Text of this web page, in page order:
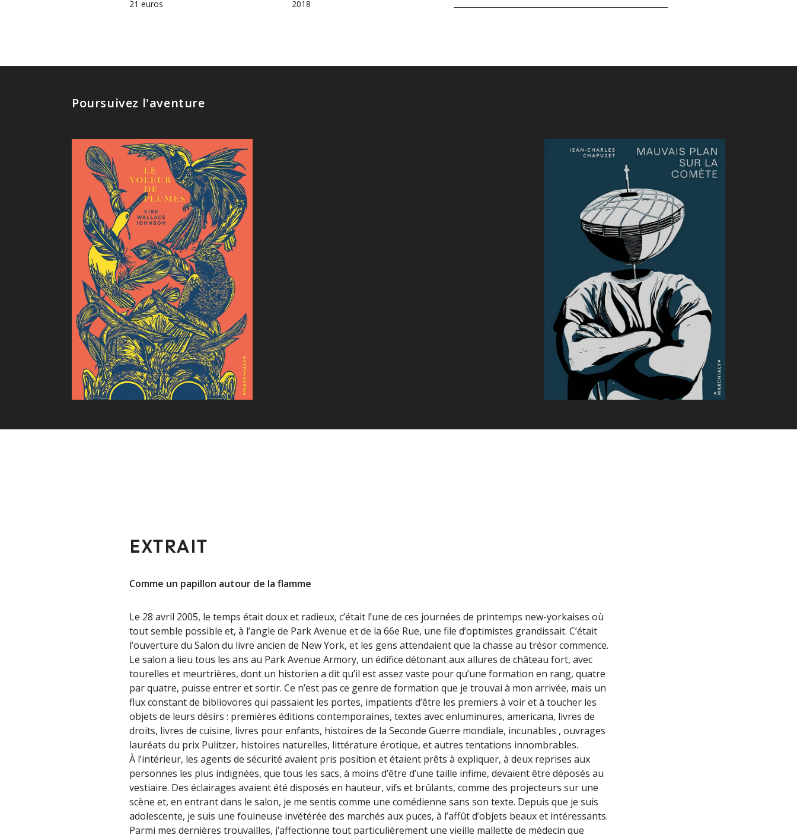
21 euros 2018
Poursuivez l'aventure
EXTRAIT
Comme un papillon autour de la flamme
Le 28 avril 2005, le temps était doux et radieux, c’était l’une de ces journées de printemps new-yorkaises où
tout semble possible et, à l’angle de Park Avenue et de la 66e Rue, une file d’optimistes grandissait. C’était
l’ouverture du Salon du livre ancien de New York, et les gens attendaient que la chasse au trésor commence.
Le salon a lieu tous les ans au Park Avenue Armory, un édifice détonant aux allures de château fort, avec
tourelles et meurtrières, dont un historien a dit qu’il est assez vaste pour qu’une formation en rang, quatre
par quatre, puisse entrer et sortir. Ce n’est pas ce genre de formation que je trouvai à mon arrivée, mais un
flux constant de bibliovores qui passaient les portes, impatients d’être les premiers à voir et à toucher les
objets de leurs désirs : premières éditions contemporaines, textes avec enluminures, americana, livres de
droits, livres de cuisine, livres pour enfants, histoires de la Seconde Guerre mondiale, incunables , ouvrages
lauréats du prix Pulitzer, histoires naturelles, littérature érotique, et autres tentations innombrables.
À l’intérieur, les agents de sécurité avaient pris position et étaient prêts à expliquer, à deux reprises aux
personnes les plus indignées, que tous les sacs, à moins d’être d’une taille infime, devaient être déposés au
vestiaire. Des éclairages avaient été disposés en hauteur, vifs et brûlants, comme des projecteurs sur une
scène et, en entrant dans le salon, je me sentis comme une comédienne sans son texte. Depuis que je suis
adolescente, je suis une fouineuse invétérée des marchés aux puces, à l’affût d’objets beaux et intéressants.
Parmi mes dernières trouvailles, j’affectionne tout particulièrement une vieille mallette de médecin que